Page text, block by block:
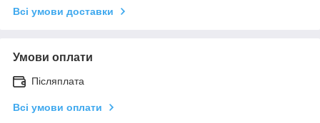
Всі умови доставки
Умови оплати
Післяплата
Всі умови оплати